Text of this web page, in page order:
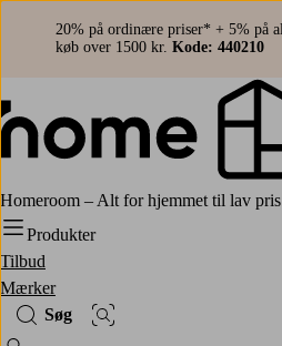
20% på ordinære priser* + 5% på
køb over 1500 kr. Kode: 440210
Homeroom – Alt for hjemmet til lav pris
Produkter
Tilbud
Mærker
Søg
Billedsøgning